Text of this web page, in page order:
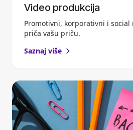
Video produkcija
Promotivni, korporativni i social
priča vašu priču.
Saznaj više